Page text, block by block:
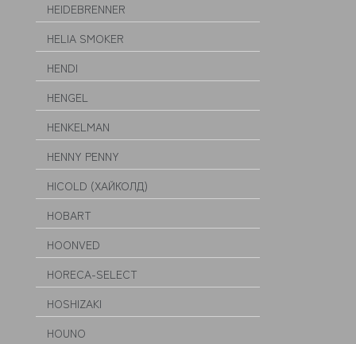
HEIDEBRENNER
HELIA SMOKER
HENDI
HENGEL
HENKELMAN
HENNY PENNY
HICOLD (ХАЙКОЛД)
HOBART
HOONVED
HORECA-SELECT
HOSHIZAKI
HOUNO